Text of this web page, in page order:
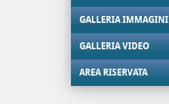
GALLERIA IMMAGINI
GALLERIA VIDEO
AREA RISERVATA